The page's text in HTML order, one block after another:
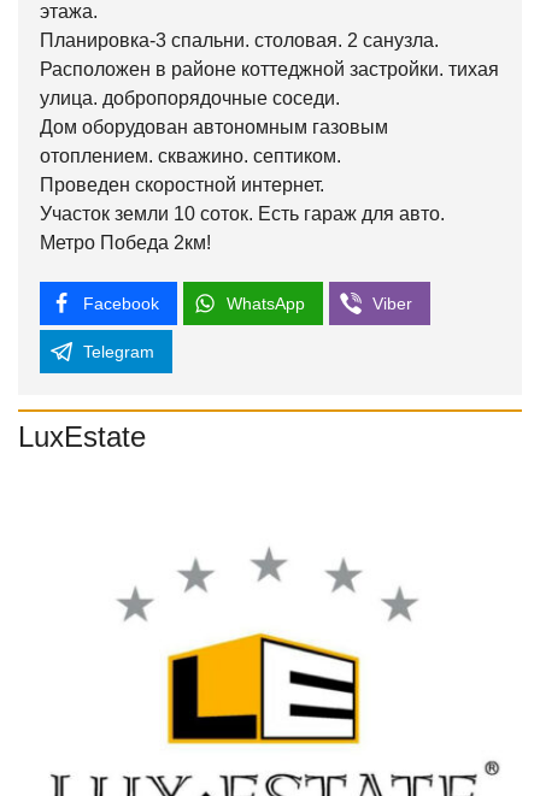
этажа.
Планировка-3 спальни. столовая. 2 санузла.
Расположен в районе коттеджной застройки. тихая
улица. добропорядочные соседи.
Дом оборудован автономным газовым
отоплением. скважино. септиком.
Проведен скоростной интернет.
Участок земли 10 соток. Есть гараж для авто.
Метро Победа 2км!
Facebook WhatsApp Viber
Telegram
LuxEstate